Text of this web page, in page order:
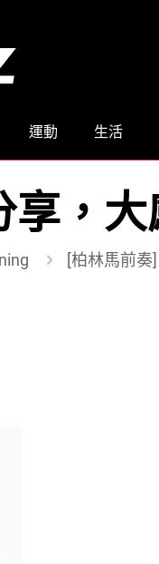
運動 生活
享，
[柏林馬前奏